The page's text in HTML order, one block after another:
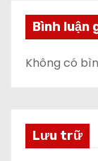
Bình luận
Không có
Lưu trữ